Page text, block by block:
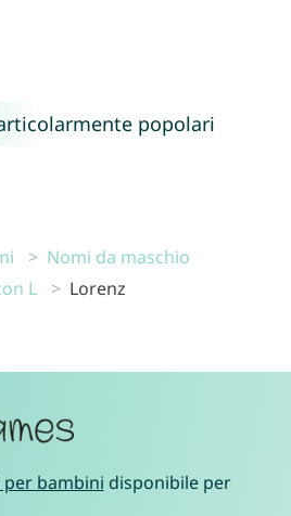
popolari
Nomi da maschio
L
Lorenz
bambini disponibile per